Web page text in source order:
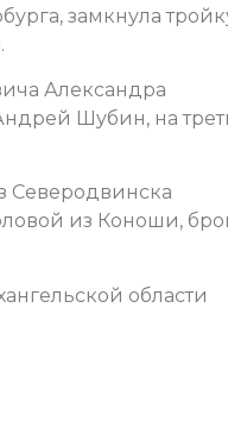
замкнула
Александра
Шубин, на
Северодвинска
из Коноши,
области